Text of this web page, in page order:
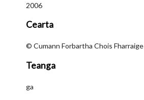
2006
Cearta
© Cumann Forbartha Chois Fharraige
Teanga
ga